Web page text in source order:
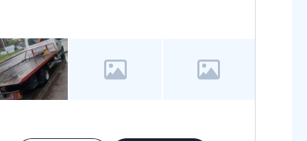
de la carte grise et de la pièce d'identité,
de clé de secours). Remorquage de tous
en parking sous-terrain et aide au démarrage
Montage et réparation pneu crevé. Secteur
: Service de remorquage automobile à Lyon